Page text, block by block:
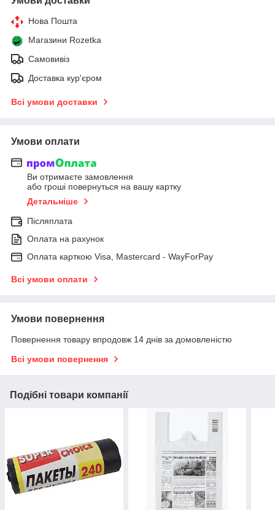
Нова Пошта
Магазини Rozetka
Самовивіз
Доставка кур'єром
Всі умови доставки
Умови оплати
Ви отримаєте замовлення
або гроші повернуться на вашу картку
Детальніше
Післяплата
Оплата на рахунок
Оплата карткою Visa, Mastercard - WayForPay
Всі умови оплати
Умови повернення
Повернення товару впродовж 14 днів за домовленістю
Всі умови повернення
Подібні товари компанії